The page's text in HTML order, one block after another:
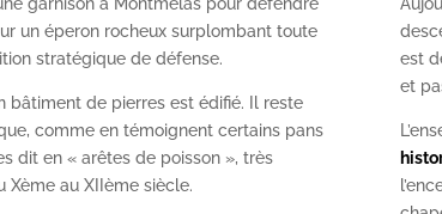
garnison à Montmelas pour défendre
un éperon rocheux surplombant toute
stratégique de défense.
bâtiment de pierres est édifié. Il reste
comme en témoignent certains pans
dit en « arêtes de poisson », très
Xème au XIIème siècle.
est
et